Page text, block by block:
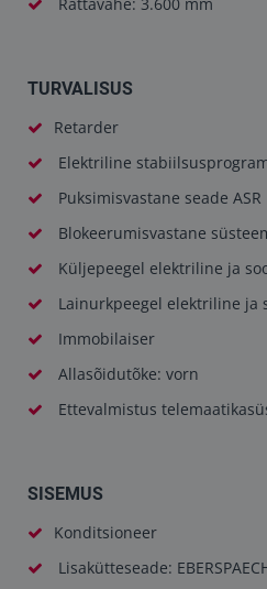
TURVALISUS
Retarder
Elektriline
Puksimisvastane seade ASR
Blokeerumisvastane
Küljepeegel elektriline ja
Lainurkpeegel elektriline ja
Immobilaiser
Allasõidutõke: vorn
Ettevalmistus
SISEMUS
Konditsioneer
Lisakütteseade: